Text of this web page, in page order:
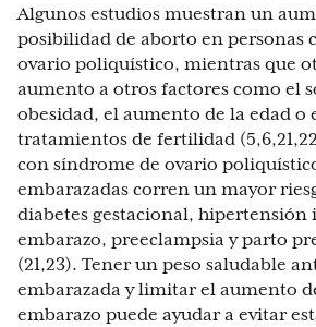
Algunos estudios muestran un
posibilidad de aborto en personas
ovario poliquístico, mientras que
aumento a otros factores como el
obesidad, el aumento de la edad o
tratamientos de fertilidad
con síndrome de ovario
embarazadas corren un mayor
diabetes gestacional, hipertensión
embarazo, preeclampsia y parto
(21,23). Tener un peso saludable
embarazada y limitar el aumento
embarazo puede ayudar a evitar